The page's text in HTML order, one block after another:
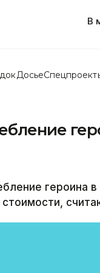
В
Досье
героина